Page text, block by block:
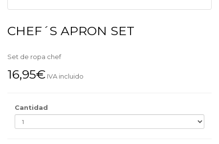
CHEF´S APRON SET
Set de ropa chef
16,95€ IVA incluido
Cantidad